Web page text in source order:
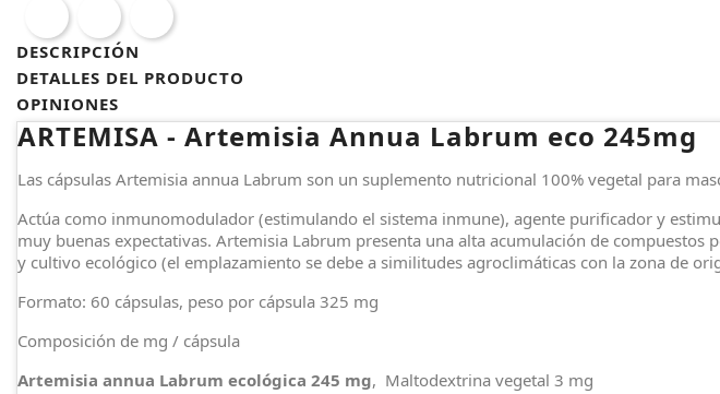
DESCRIPCIÓN
DETALLES DEL PRODUCTO
OPINIONES
ARTEMISA - Artemisia Annua Labrum eco 245mg
Las cápsulas Artemisia annua Labrum son un suplemento nutricional 100% vegetal para
Actúa como inmunomodulador (estimulando el sistema inmune), agente purificador y
muy buenas expectativas. Artemisia Labrum presenta una alta acumulación de
y cultivo ecológico (el emplazamiento se debe a similitudes agroclimáticas con la zona de
Formato: 60 cápsulas, peso por cápsula 325 mg
Composición de mg / cápsula
Artemisia annua Labrum ecológica 245 mg, Maltodextrina vegetal 3 mg